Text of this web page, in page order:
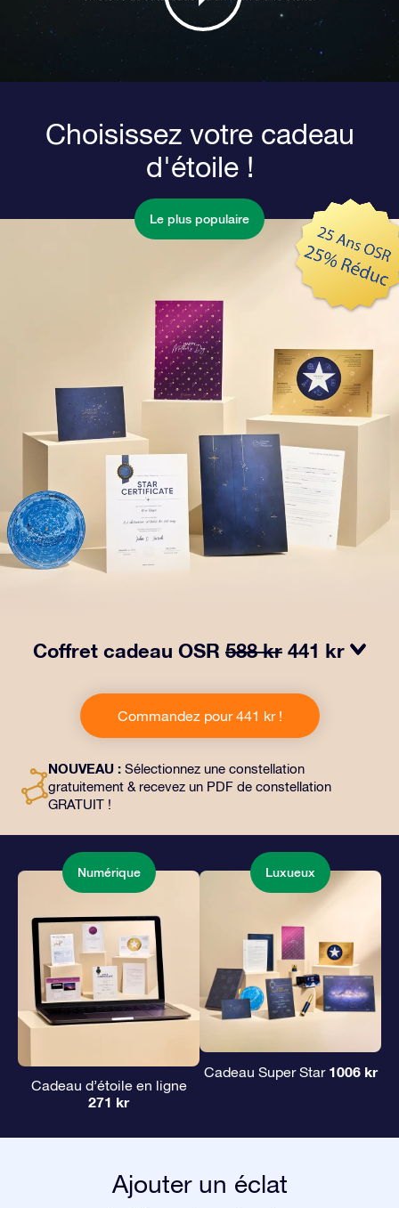
Choisissez votre cadeau
d'étoile !
Le plus populaire
Coffret cadeau OSR 588 kr 441 kr
Ce cadeau comprend une belle enveloppe et des
documents personnalisés envoyés à l’adresse de votre
choix, ainsi que des documents numériques et
façon magique d’offrir un cadeau éternel à vos amis et
à vos proches.
Commandez pour 441 kr !
NOUVEAU : Sélectionnez une constellation
gratuitement & recevez un PDF de constellation
GRATUIT !
Numérique
Cadeau d’étoile en ligne
271 kr
Luxueux
Cadeau Super Star 1006 kr
Ajouter un éclat